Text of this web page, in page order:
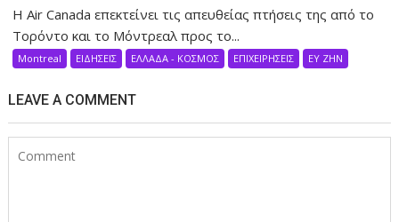
Η Air Canada επεκτείνει τις απευθείας πτήσεις της από το
Τορόντο και το Μόντρεαλ προς το...
Montreal ΕΙΔΗΣΕΙΣ ΕΛΛΑΔΑ - ΚΟΣΜΟΣ ΕΠΙΧΕΙΡΗΣΕΙΣ ΕΥ ΖΗΝ
LEAVE A COMMENT